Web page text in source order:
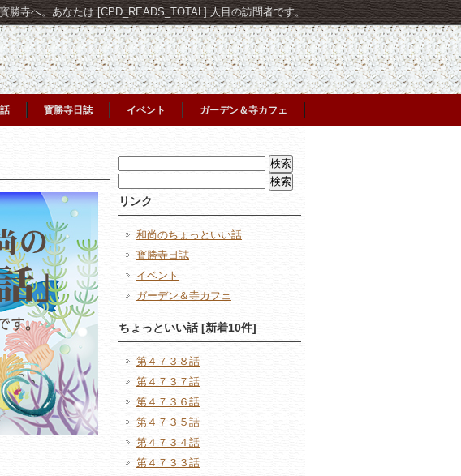
勝寺へ。あなたは [CPD_READS_TOTAL] 人目の訪問者です。
寳勝寺日誌 イベント ガーデン＆寺カフェ
索:
索:
リンク
和尚のちょっといい話
寳勝寺日誌
イベント
ガーデン＆寺カフェ
ちょっといい話 [新着10件]
第４７３８話
第４７３７話
第４７３６話
第４７３５話
第４７３４話
第４７３３話